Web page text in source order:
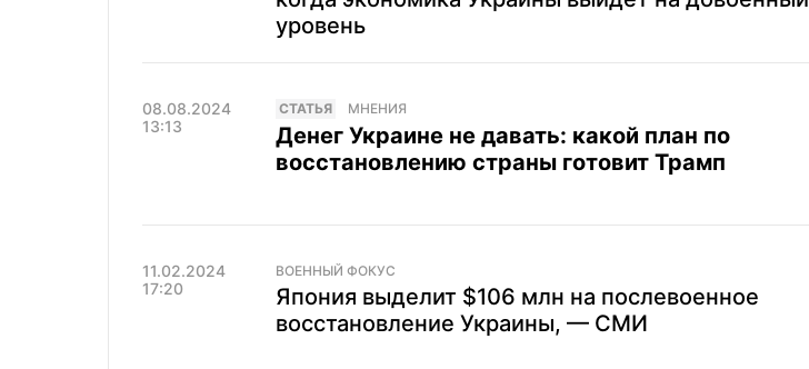
уровень
08.08.2024
13:13
CТАТЬЯ МНЕНИЯ
Денег Украине не давать: какой план по
восстановлению страны готовит Трамп
11.02.2024
17:20
ВОЕННЫЙ ФОКУС
Япония выделит $106 млн на послевоенное
восстановление Украины, — СМИ